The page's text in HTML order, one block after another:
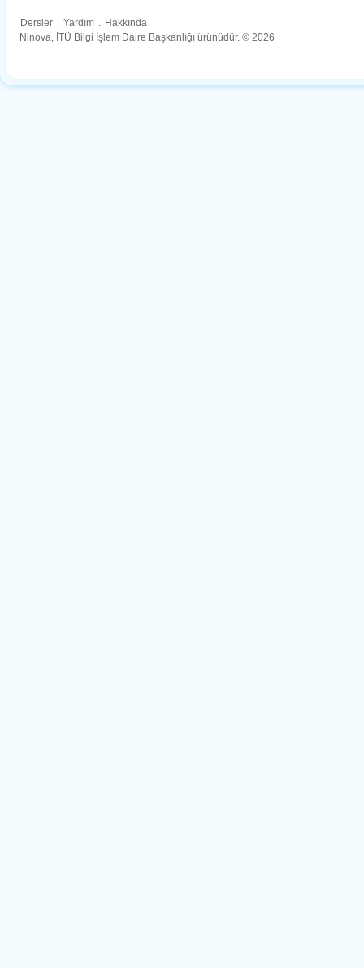
Dersler . Yardım . Hakkında
Ninova, İTÜ Bilgi İşlem Daire Başkanlığı ürünüdür. © 2026